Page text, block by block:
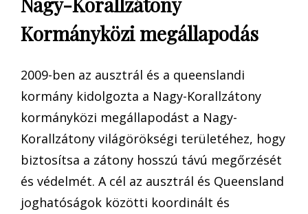
Kormányközi megállapodás
2009-ben az ausztrál és a queenslandi
kormány kidolgozta a Nagy-Korallzátony
kormányközi megállapodást a Nagy-
Korallzátony világörökségi területéhez, hogy
biztosítsa a zátony hosszú távú megőrzését
és védelmét. A cél az ausztrál és Queensland
joghatóságok közötti koordinált és